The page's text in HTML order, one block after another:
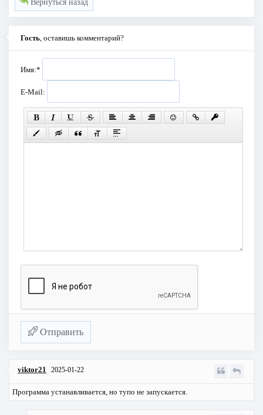
Вернуться назад
Гость, оставишь комментарий?
Имя:*
E-Mail:
Отправить
viktor21 2025-01-22
Программа устанавливается, но тупо не запускается.